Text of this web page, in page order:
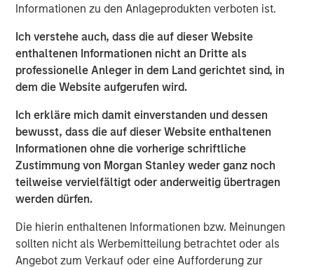
Informationen zu den Anlageprodukten verboten ist.
Ich verstehe auch, dass die auf dieser Website
enthaltenen Informationen nicht an Dritte als
professionelle Anleger in dem Land gerichtet sind, in
dem die Website aufgerufen wird.
Ich erkläre mich damit einverstanden und dessen
bewusst, dass die auf dieser Website enthaltenen
Informationen ohne die vorherige schriftliche
Zustimmung von Morgan Stanley weder ganz noch
teilweise vervielfältigt oder anderweitig übertragen
werden dürfen.
Die hierin enthaltenen Informationen bzw. Meinungen
sollten nicht als Werbemitteilung betrachtet oder als
Angebot zum Verkauf oder eine Aufforderung zur
About Morgan Stanley Real Estate Investing
Morgan Stanley Real Estate Investing is the global private
real estate investment management business of Morgan
Stanley. One of the most active property investors in the
world for over three decades, MSREI employs a patient,
disciplined approach through global value-add /
opportunistic and regional core / core-plus real estate
investment strategies. With 17 offices throughout the U.S.,
Europe and Asia, regional teams of dedicated real estate
professionals combine a unique global perspective with
local presence and significant transaction execution
real estate assets worldwide on behalf of its clients.
About Morgan Stanley Investment Management